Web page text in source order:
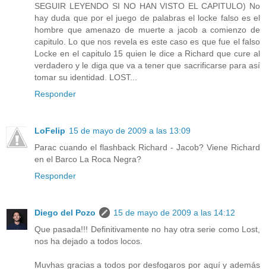
SEGUIR LEYENDO SI NO HAN VISTO EL CAPITULO) No
hay duda que por el juego de palabras el locke falso es el
hombre que amenazo de muerte a jacob a comienzo de
capitulo. Lo que nos revela es este caso es que fue el falso
Locke en el capitulo 15 quien le dice a Richard que cure al
verdadero y le diga que va a tener que sacrificarse para así
tomar su identidad. LOST...
Responder
LoFelip 15 de mayo de 2009 a las 13:09
Parac cuando el flashback Richard - Jacob? Viene Richard
en el Barco La Roca Negra?
Responder
Diego del Pozo
15 de mayo de 2009 a las 14:12
Que pasada!!! Definitivamente no hay otra serie como Lost,
nos ha dejado a todos locos.
Muvhas gracias a todos por desfogaros por aquí y además